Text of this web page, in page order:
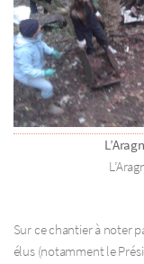
Sur ce chantier à noter
élus (notamment le